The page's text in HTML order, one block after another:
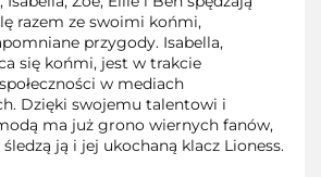
razem ze swoimi końmi,
przygody. Isabella,
się końmi, jest w trakcie
w mediach
Dzięki swojemu talentowi i
ma już grono wiernych fanów,
ją i jej ukochaną klacz Lioness.